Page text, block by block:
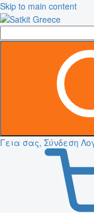
Skip to main content
Γεια σας, Σύνδεση